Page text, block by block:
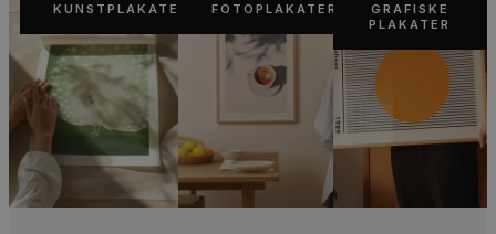
KUNSTPLAKATER FOTOPLAKATER
GRAFISKE
PLAKATER